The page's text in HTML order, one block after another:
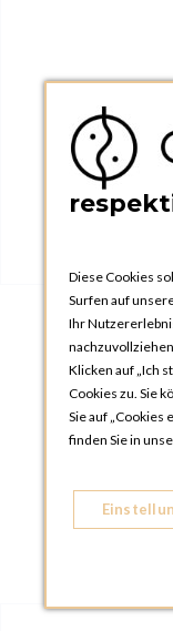
Diese Cookies
Surfen auf
Ihr
Klicken auf „Ich
Cookies zu. Sie
Sie auf
finden Sie in